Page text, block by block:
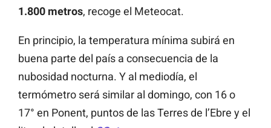
1.800 metros, recoge el Meteocat.
En principio, la temperatura mínima subirá en
buena parte del país a consecuencia de la
nubosidad nocturna. Y al mediodía, el
termómetro será similar al domingo, con 16 o
17° en Ponent, puntos de las Terres de l’Ebre y el